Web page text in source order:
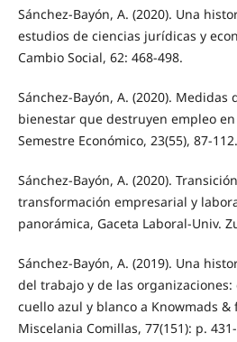
Sánchez-Bayón, A. (2020). Una
estudios de ciencias jurídicas y
Cambio Social, 62: 468-498.
Sánchez-Bayón, A. (2020). Medidas
bienestar que destruyen empleo
Semestre Económico, 23(55), 87-112.
Sánchez-Bayón, A. (2020).
transformación empresarial y
panorámica, Gaceta Laboral-Univ.
Sánchez-Bayón, A. (2019). Una
del trabajo y de las
cuello azul y blanco a Knowmads &
Miscelania Comillas, 77(151): p.